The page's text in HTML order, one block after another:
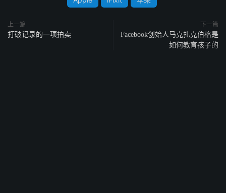
上一篇
打破记录的一项拍卖
下一篇
Facebook创始人马克扎克伯格是
如何教育孩子的